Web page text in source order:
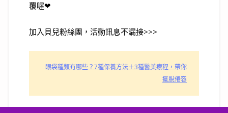
覆喔❤
加入貝兒粉絲團，活動訊息不漏接>>>
眼袋種類有哪些？7種保養方法＋3種醫美療程，帶你
擺脫倦容